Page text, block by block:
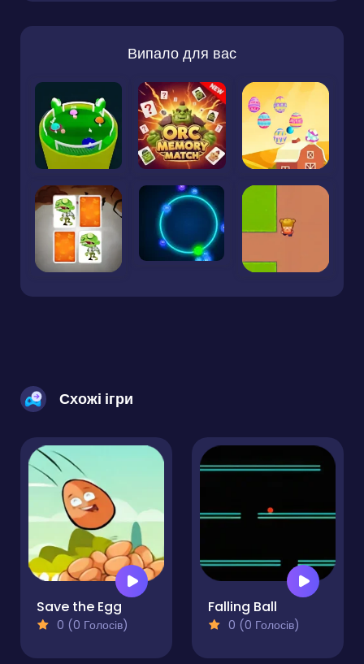
Випало для вас
Схожі ігри
Save the Egg
0 (0 Голосів)
Falling Ball
0 (0 Голосів)